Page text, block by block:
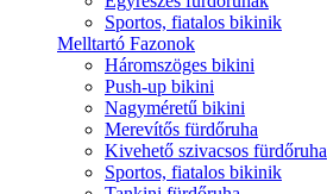
Sportos, fiatalos bikinik
Melltartó Fazonok
Háromszöges bikini
Push-up bikini
Nagyméretű bikini
Merevítős fürdőruha
Kivehető szivacsos fürdőruha
Sportos, fiatalos bikinik